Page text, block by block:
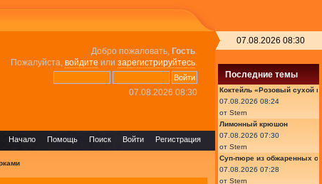
Добро пожаловать, Гость.
Пожалуйста, войдите или зарегистрируйтесь.
07.08.2026 08:30
Регистрация
Войти
Поиск
Помощь
Начало
07.08.2026 08:30
Последние темы
Коктейль «Розовый сухой
07.08.2026 08:24
от Stern
Лимонный крюшон
07.08.2026 07:30
от Stern
Суп-пюре из обжаренных
07.08.2026 07:28
от Stern